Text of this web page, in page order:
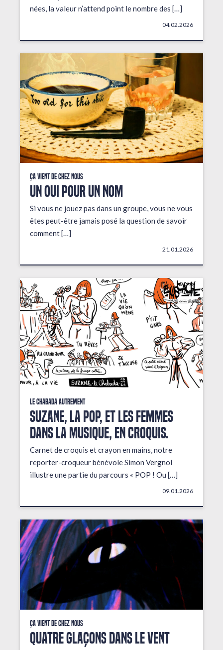
nées, la valeur n’attend point le nombre des […]
04.02.2026
Ça vient de chez nous
UN OUI POUR UN NOM
Si vous ne jouez pas dans un groupe, vous ne vous
êtes peut-être jamais posé la question de savoir
comment […]
21.01.2026
Le Chabada autrement
Suzane, la pop, et les femmes
dans la musique, en croquis.
Carnet de croquis et crayon en mains, notre
reporter-croqueur bénévole Simon Vergnol
illustre une partie du parcours « POP ! Ou […]
09.01.2026
Ça vient de chez nous
QUATRE GLAÇONS DANS LE VENT